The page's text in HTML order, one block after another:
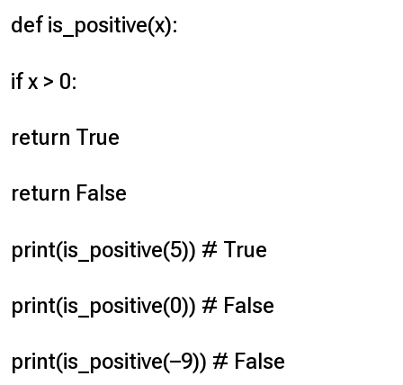
def is_positive(x):
if x > 0:
return True
return False
print(is_positive(5)) # True
print(is_positive(0)) # False
print(is_positive(–9)) # False